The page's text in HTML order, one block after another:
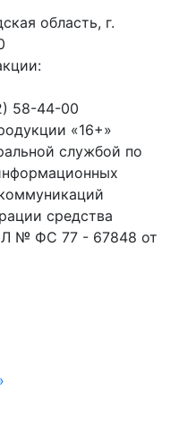
область, г.
58-44-00
«16+»
службой по
средства
№ ФС 77 - 67848 от